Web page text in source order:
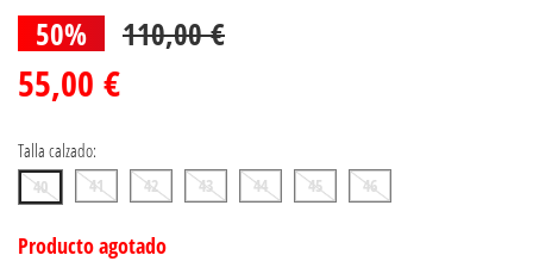
50% 110,00 €
55,00 €
Talla calzado:
40 41 42 43 44 45 46
Producto agotado